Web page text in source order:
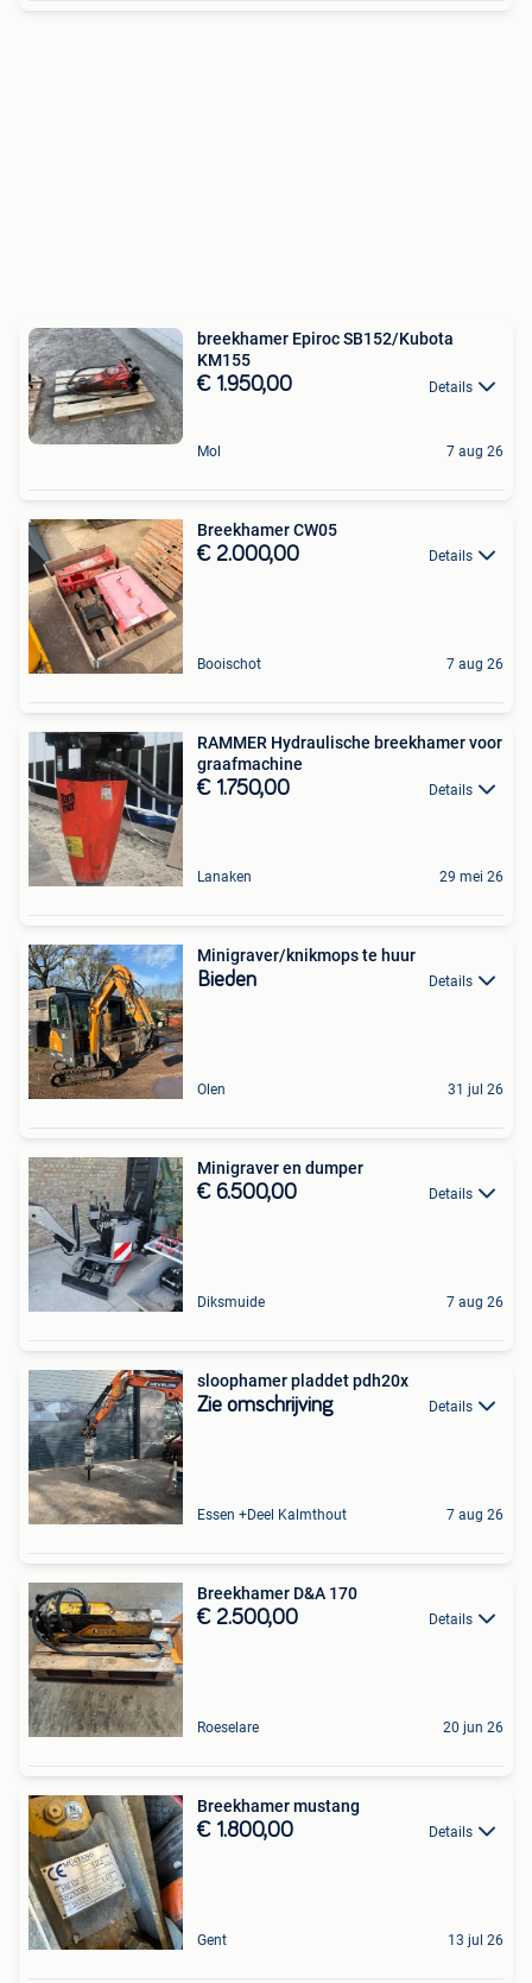
breekhamer Epiroc SB152/Kubota
KM155
€ 1.950,00 Details
Mol 7 aug 26
Breekhamer CW05
€ 2.000,00 Details
Booischot 7 aug 26
RAMMER Hydraulische breekhamer voor
graafmachine
€ 1.750,00 Details
Lanaken 29 mei 26
Minigraver/knikmops te huur
Bieden Details
Olen 31 jul 26
Minigraver en dumper
€ 6.500,00 Details
Diksmuide 7 aug 26
sloophamer pladdet pdh20x
Zie omschrijving Details
Essen +Deel Kalmthout 7 aug 26
Breekhamer D&A 170
€ 2.500,00 Details
Roeselare 20 jun 26
Breekhamer mustang
€ 1.800,00 Details
Gent 13 jul 26